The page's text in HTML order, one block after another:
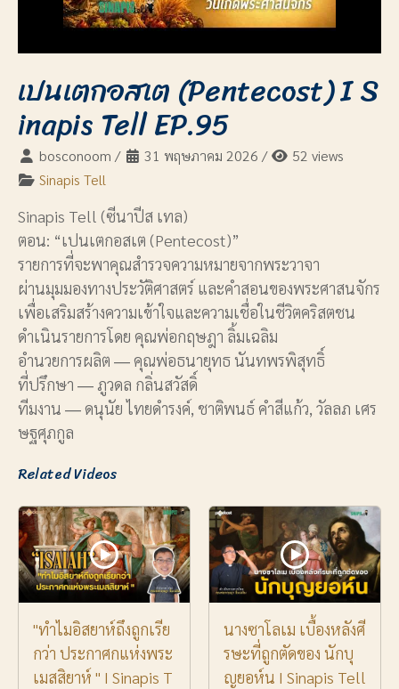
เปนเตกอสเต (Pentecost) I S
inapis Tell EP.95
bosconoom / 31 พฤษภาคม 2026 /
52 views
Sinapis Tell
Sinapis Tell (ซีนาปีส เทล)
ตอน: “เปนเตกอสเต (Pentecost)”
รายการที่จะพาคุณสำรวจความหมายจากพระวาจา
ผ่านมุมมองทางประวัติศาสตร์ และคำสอนของพระศาสนจักร
เพื่อเสริมสร้างความเข้าใจและความเชื่อในชีวิตคริสตชน
ดำเนินรายการโดย คุณพ่อกฤษฎา ลิ้มเฉลิม
อำนวยการผลิต ― คุณพ่อธนายุทธ นันทพรพิสุทธิ์
ที่ปรึกษา ― ภูวดล กลิ่นสวัสดิ์
ทีมงาน ― ดนุนัย ไทยดำรงค์, ชาติพนธ์ คำสีแก้ว, วัลลภ เศร
ษฐศุภกูล
Related Videos
"ทำไมอิสยาห์ถึงถูกเรีย
กว่า ประกาศกแห่งพระ
เมสสิยาห์ " I Sinapis T
นางซาโลเม เบื้องหลังศี
รษะที่ถูกตัดของ นักบุ
ญยอห์น I Sinapis Tell